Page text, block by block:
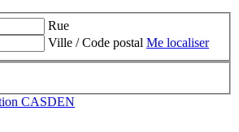
Rue
Ville / Code postal Me localiser
CASDEN